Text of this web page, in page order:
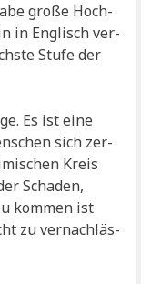
gro­ße Hoch­
in Eng­lisch ver­
Stu­fe der
Es ist eine
sich zer­
Kreis
Scha­den,
kom­men ist
zu ver­nach­läs­